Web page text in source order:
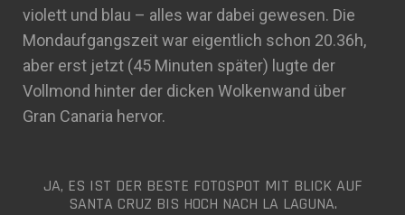
violett und blau – alles war dabei gewesen. Die
Mondaufgangszeit war eigentlich schon 20.36h,
aber erst jetzt (45 Minuten später) lugte der
Vollmond hinter der dicken Wolkenwand über
Gran Canaria hervor.
JA, ES IST DER BESTE FOTOSPOT MIT BLICK AUF
SANTA CRUZ BIS HOCH NACH LA LAGUNA.